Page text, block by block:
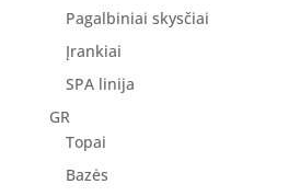
Pagalbiniai skysčiai
Įrankiai
SPA linija
GR
Topai
Bazės